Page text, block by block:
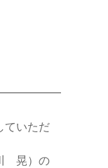
ていただ
晃）の